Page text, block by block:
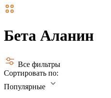
Бета Аланин
Все фильтры
Сортировать по:
Популярные